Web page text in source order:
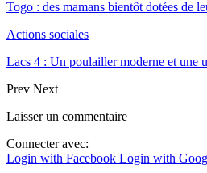
Togo : des mamans bientôt dotées de
Actions sociales
Lacs 4 : Un poulailler moderne et une
Prev Next
Laisser un commentaire
Connecter avec:
Login with Facebook Login with